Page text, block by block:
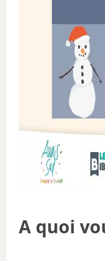
A quoi